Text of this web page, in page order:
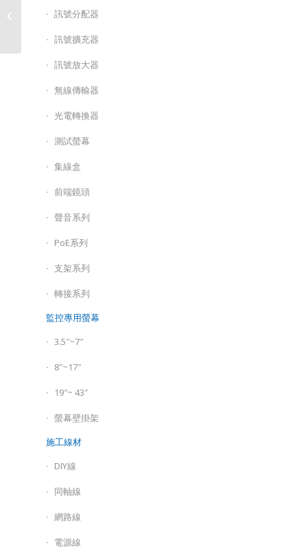
訊號分配器
訊號擴充器
訊號放大器
無線傳輸器
光電轉換器
測試螢幕
集線盒
前端鏡頭
聲音系列
PoE系列
支架系列
轉接系列
監控專用螢幕
3.5″~7″
8″~17″
19″~ 43″
螢幕壁掛架
施工線材
DIY線
同軸線
網路線
電源線
系統D.I.Y高畫質抗干擾